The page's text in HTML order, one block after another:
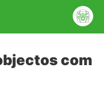
com